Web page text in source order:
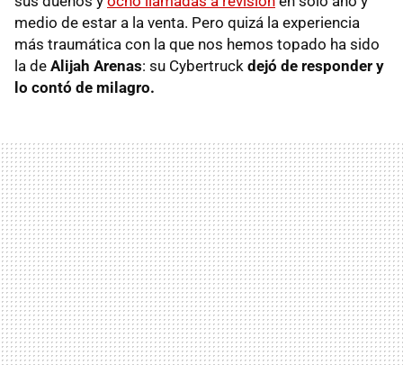
medio de estar a la venta. Pero quizá la experiencia
más traumática con la que nos hemos topado ha sido
la de Alijah Arenas: su Cybertruck dejó de responder y
lo contó de milagro.